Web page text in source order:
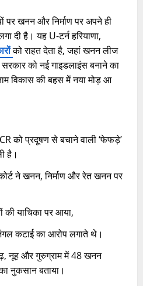
पर खनन और निर्माण पर अपने ही
दी है। यह U-टर्न हरियाणा,
को राहत देता है, जहां खनन लीज
को नई गाइडलाइंस बनाने का
विकास की बहस में नया मोड़ आ
को प्रदूषण से बचाने वाली ‘फेफड़े’
है।
ने खनन, निर्माण और रेत खनन पर
की याचिका पर आया,
कटाई का आरोप लगाते थे।
नूह और गुरुग्राम में 48 खनन
नुकसान बताया।